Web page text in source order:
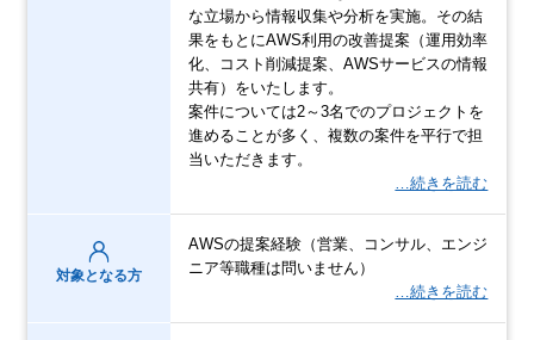
な立場から情報収集や分析を実施。その結
果をもとにAWS利用の改善提案（運用効率
化、コスト削減提案、AWSサービスの情報
共有）をいたします。
案件については2～3名でのプロジェクトを
進めることが多く、複数の案件を平行で担
当いただきます。
…続きを読む
対象となる方
AWSの提案経験（営業、コンサル、エンジ
ニア等職種は問いません）
…続きを読む